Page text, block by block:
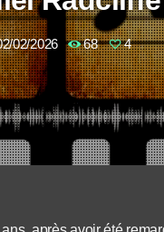
02/2026 68 4